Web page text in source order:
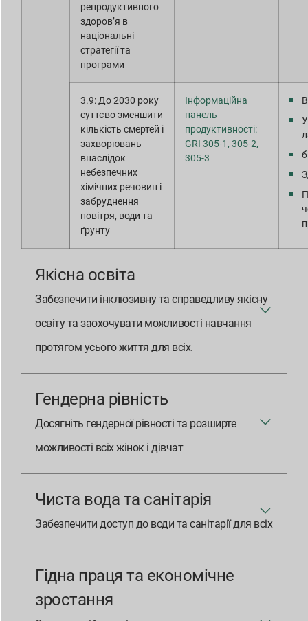
репродуктивного
здоров’я в
національні
стратегії та
програми
3.9: До 2030 року
суттєво зменшити
кількість смертей і
захворювань
внаслідок
небезпечних
хімічних речовин і
забруднення
повітря, води та
ґрунту
Інформаційна
панель
продуктивності:
GRI 305-1, 305-2,
305-3
Якісна освіта
Забезпечити інклюзивну та справедливу якісну
освіту та заохочувати можливості навчання
протягом усього життя для всіх.
Гендерна рівність
Досягніть гендерної рівності та розширте
можливості всіх жінок і дівчат
Чиста вода та санітарія
Забезпечити доступ до води та санітарії для всіх
Гідна праця та економічне
зростання